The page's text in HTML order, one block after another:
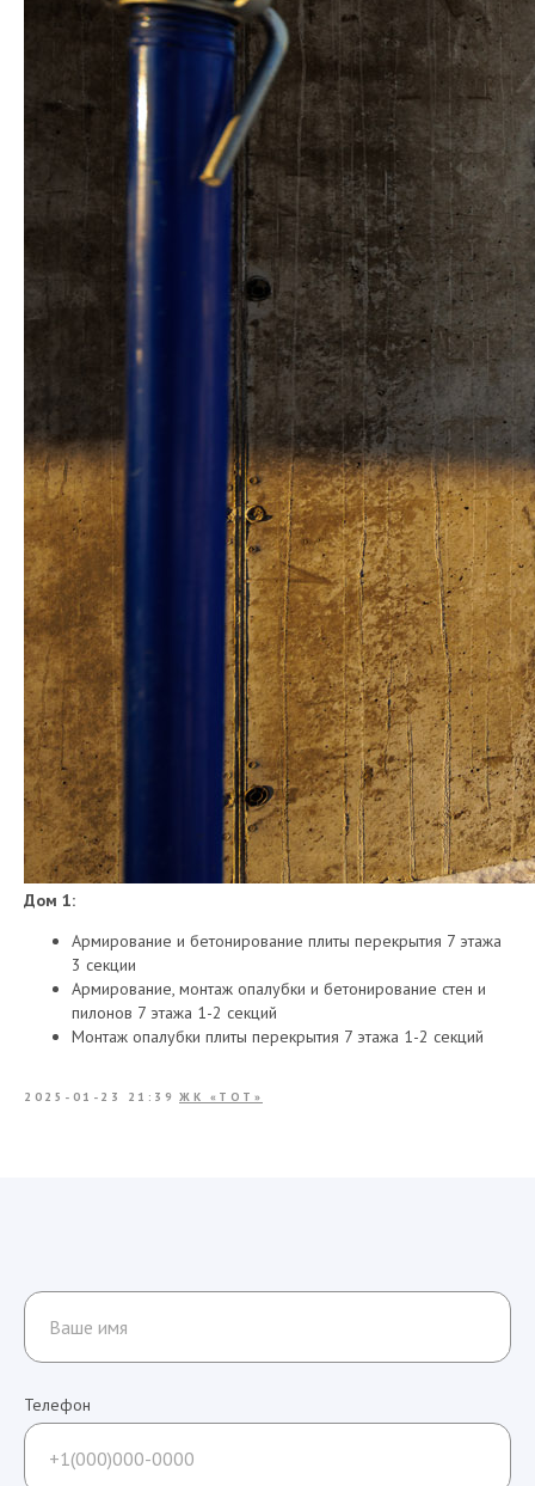
Дом 1:
Армирование и бетонирование плиты перекрытия 7 этажа
3 секции
Армирование, монтаж опалубки и бетонирование стен и
пилонов 7 этажа 1-2 секций
Монтаж опалубки плиты перекрытия 7 этажа 1-2 секций
2025-01-23 21:39 ЖК «ТОТ»
Телефон